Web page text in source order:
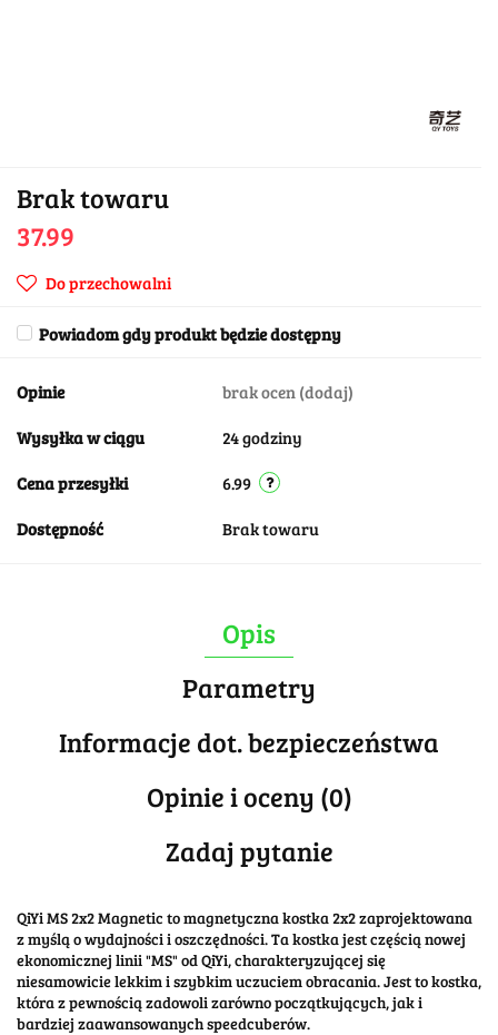
Brak towaru
37.99
Do przechowalni
Powiadom gdy produkt będzie dostępny
Opinie brak ocen (dodaj)
Wysyłka w ciągu 24 godziny
Cena przesyłki 6.99
Dostępność Brak towaru
Opis
Parametry
Informacje dot. bezpieczeństwa
Opinie i oceny (0)
Zadaj pytanie
QiYi MS 2x2 Magnetic to magnetyczna kostka 2x2 zaprojektowana
z myślą o wydajności i oszczędności. Ta kostka jest częścią nowej
ekonomicznej linii "MS" od QiYi, charakteryzującej się
niesamowicie lekkim i szybkim uczuciem obracania. Jest to kostka,
która z pewnością zadowoli zarówno początkujących, jak i
bardziej zaawansowanych speedcuberów.